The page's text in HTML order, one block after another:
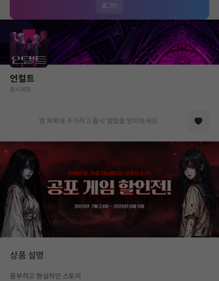
로그인
언컬트
출시예정
찜 목록에 추가하고 출시 알림을 받아보세요.
상품 설명
풍부하고 현실적인 스토리